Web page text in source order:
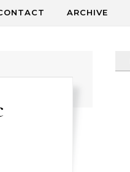
ARCHIVE